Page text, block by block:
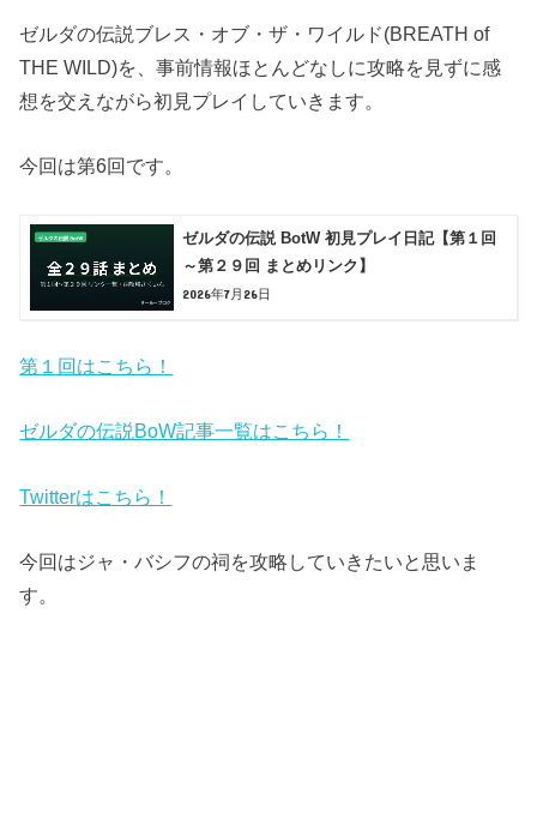
ゼルダの伝説ブレス・オブ・ザ・ワイルド(BREATH of
THE WILD)を、事前情報ほとんどなしに攻略を見ずに感
想を交えながら初見プレイしていきます。
今回は第6回です。
ゼルダの伝説 BotW 初見プレイ日記【第１回
～第２９回 まとめリンク】
2026年7月26日
第１回はこちら！
ゼルダの伝説BoW記事一覧はこちら！
Twitterはこちら！
今回はジャ・バシフの祠を攻略していきたいと思いま
す。